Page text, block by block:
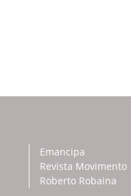
Emancipa
Revista Movimento
Roberto Robaina